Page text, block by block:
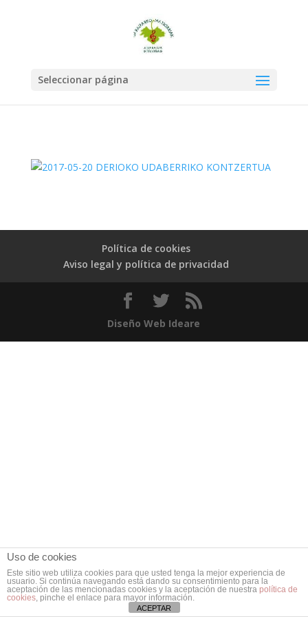
Seleccionar página
Política de cookies
Aviso legal y política de privacidad
Diseño Web Ideare
Uso de cookies
Este sitio web utiliza cookies para que usted tenga la mejor experiencia de
usuario. Si continúa navegando está dando su consentimiento para la
aceptación de las mencionadas cookies y la aceptación de nuestra política de
cookies, pinche el enlace para mayor información.
ACEPTAR